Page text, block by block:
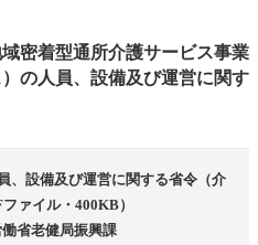
導員 １以上
訓練室
密着型通所介護サービス事業
の人員、設備及び運営に関す
、設備及び運営に関する省令（介
ァイル・400KB）
省老健局振興課